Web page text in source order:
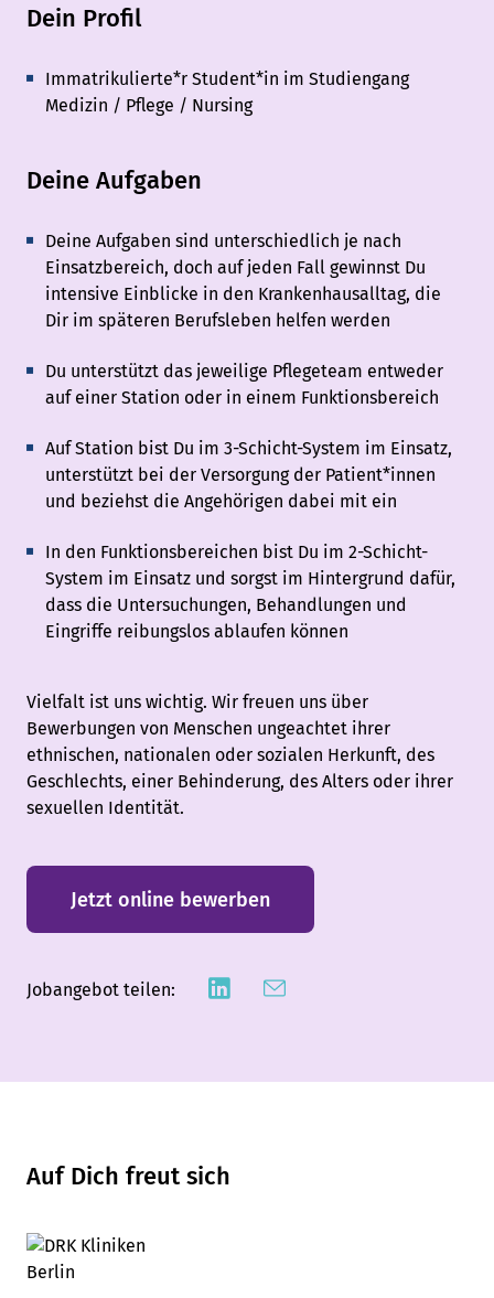
Dein Profil
Immatrikulierte*r Student*in im Studiengang
Medizin / Pflege / Nursing
Deine Aufgaben
Deine Aufgaben sind unterschiedlich je nach
Einsatzbereich, doch auf jeden Fall gewinnst Du
intensive Einblicke in den Krankenhausalltag, die
Dir im späteren Berufsleben helfen werden
Du unterstützt das jeweilige Pflegeteam entweder
auf einer Station oder in einem Funktionsbereich
Auf Station bist Du im 3-Schicht-System im Einsatz,
unterstützt bei der Versorgung der Patient*innen
und beziehst die Angehörigen dabei mit ein
In den Funktionsbereichen bist Du im 2-Schicht-
System im Einsatz und sorgst im Hintergrund dafür,
dass die Untersuchungen, Behandlungen und
Eingriffe reibungslos ablaufen können
Vielfalt ist uns wichtig. Wir freuen uns über
Bewerbungen von Menschen ungeachtet ihrer
ethnischen, nationalen oder sozialen Herkunft, des
Geschlechts, einer Behinderung, des Alters oder ihrer
sexuellen Identität.
Jetzt online bewerben
Jobangebot teilen:
Auf Dich freut sich